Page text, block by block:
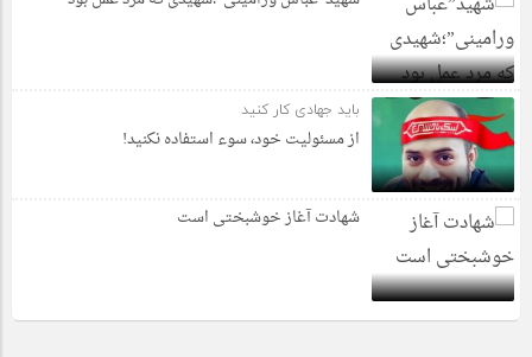
باید جهادی کار کنید
از مسئولیت خود، سوء استفاده نکنید!
شهادت آغاز خوشبختی است